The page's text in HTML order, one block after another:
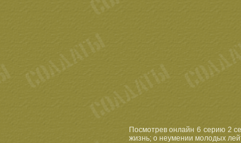
Посмотрев онлайн 6 серию 2
жизнь; о неумении молодых